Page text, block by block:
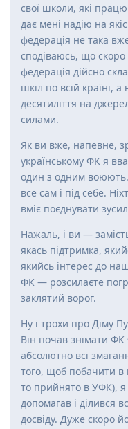
свої школи, які
дає мені надію на
федерація не така
сподіваюсь, що
федерація дійсно
шкіл по всій країні, а
десятиліття на
силами.
Як ви вже, напевне,
українському ФК я
один з одним
все сам і під себе.
вміє поєднувати
Нажаль, і ви —
якась підтримка,
якийсь інтерес до
ФК — розсилаєте
заклятий ворог.
Ну і трохи про Діму
Він почав знімати ФК
абсолютно всі
того, щоб побачити в
то прийнято в УФК),
допомагав і ділився
досвіду. Дуже скоро